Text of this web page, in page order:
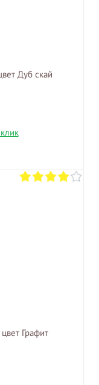
Дуб скай
Графит